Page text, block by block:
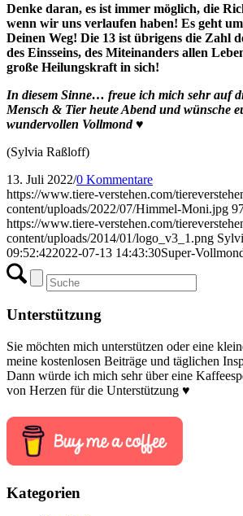
Denke daran, es ist immer möglich, die
wenn wir uns verlaufen haben! Es geht
Deinen Weg! Die 13 ist übrigens die Zahl
des Einsseins, des Miteinanders allen
große Heilungskraft in sich!
In diesem Sinne… freue ich mich sehr auf
Mensch & Tier heute Abend und wünsche
wundervollen Vollmond ♥
(Sylvia Raßloff)
13. Juli 2022/0 Kommentare
https://www.tiere-verstehen.com/
content/uploads/2022/07/Himmel-Moni.jpg
https://www.tiere-verstehen.com/
content/uploads/2014/01/logo_v3_1.png
09:52:422022-07-13 14:43:30Super-
Unterstützung
Sie möchten mich unterstützen oder eine
meine kostenlosen Beiträge und täglichen
Dann würde ich mich sehr über eine
von Herzen für die Unterstützung ♥
Kategorien